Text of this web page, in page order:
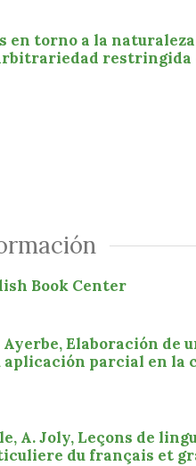
en torno a la
restringida
Book Center
Ayerbe, Elaboración
parcial en la
A. Joly, Leçons de
du français et